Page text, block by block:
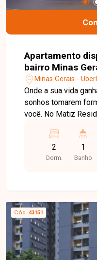
Apartamento
bairro Minas
Minas Gerais -
Onde a sua vida
sonhos tomarem
você. No Matiz
viver bem e do seu
apartamento, um
com mais de 13
completo, acolhedor
o Matiz Residence. Nossa equipe está pronta
para tirar suas
etapa do processo.
ou WhatsApp: (34)
2
Dorm.
1
Banho
Cód. 43151